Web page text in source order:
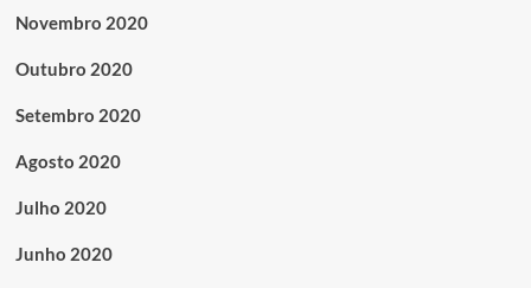
Novembro 2020
Outubro 2020
Setembro 2020
Agosto 2020
Julho 2020
Junho 2020